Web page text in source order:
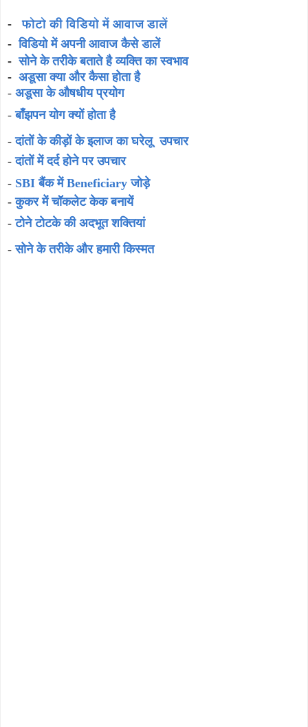
-फोटो की विडियो में आवाज डालें
- विडियो में अपनी आवाज कैसे डालें
- सोने के तरीके बताते है व्यक्ति का स्वभाव
- अडूसा क्या और कैसा होता है
- अडूसा के औषधीय प्रयोग
-बाँझपन योग क्यों होता है
-दांतों के कीड़ों के इलाज का घरेलू उपचार
-दांतों में दर्द होने पर उपचार
- SBI बैंक में Beneficiary जोड़े
-कुकर में चॉकलेट केक बनायें
-टोने टोटके की अदभूत शक्तियां
-सोने के तरीके और हमारी किस्मत